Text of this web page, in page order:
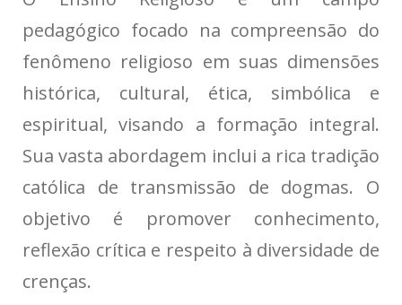
pedagógico focado na compreensão do
fenômeno religioso em suas dimensões
histórica, cultural, ética, simbólica e
espiritual, visando a formação integral.
Sua vasta abordagem inclui a rica tradição
católica de transmissão de dogmas. O
objetivo é promover conhecimento,
reflexão crítica e respeito à diversidade de
crenças.